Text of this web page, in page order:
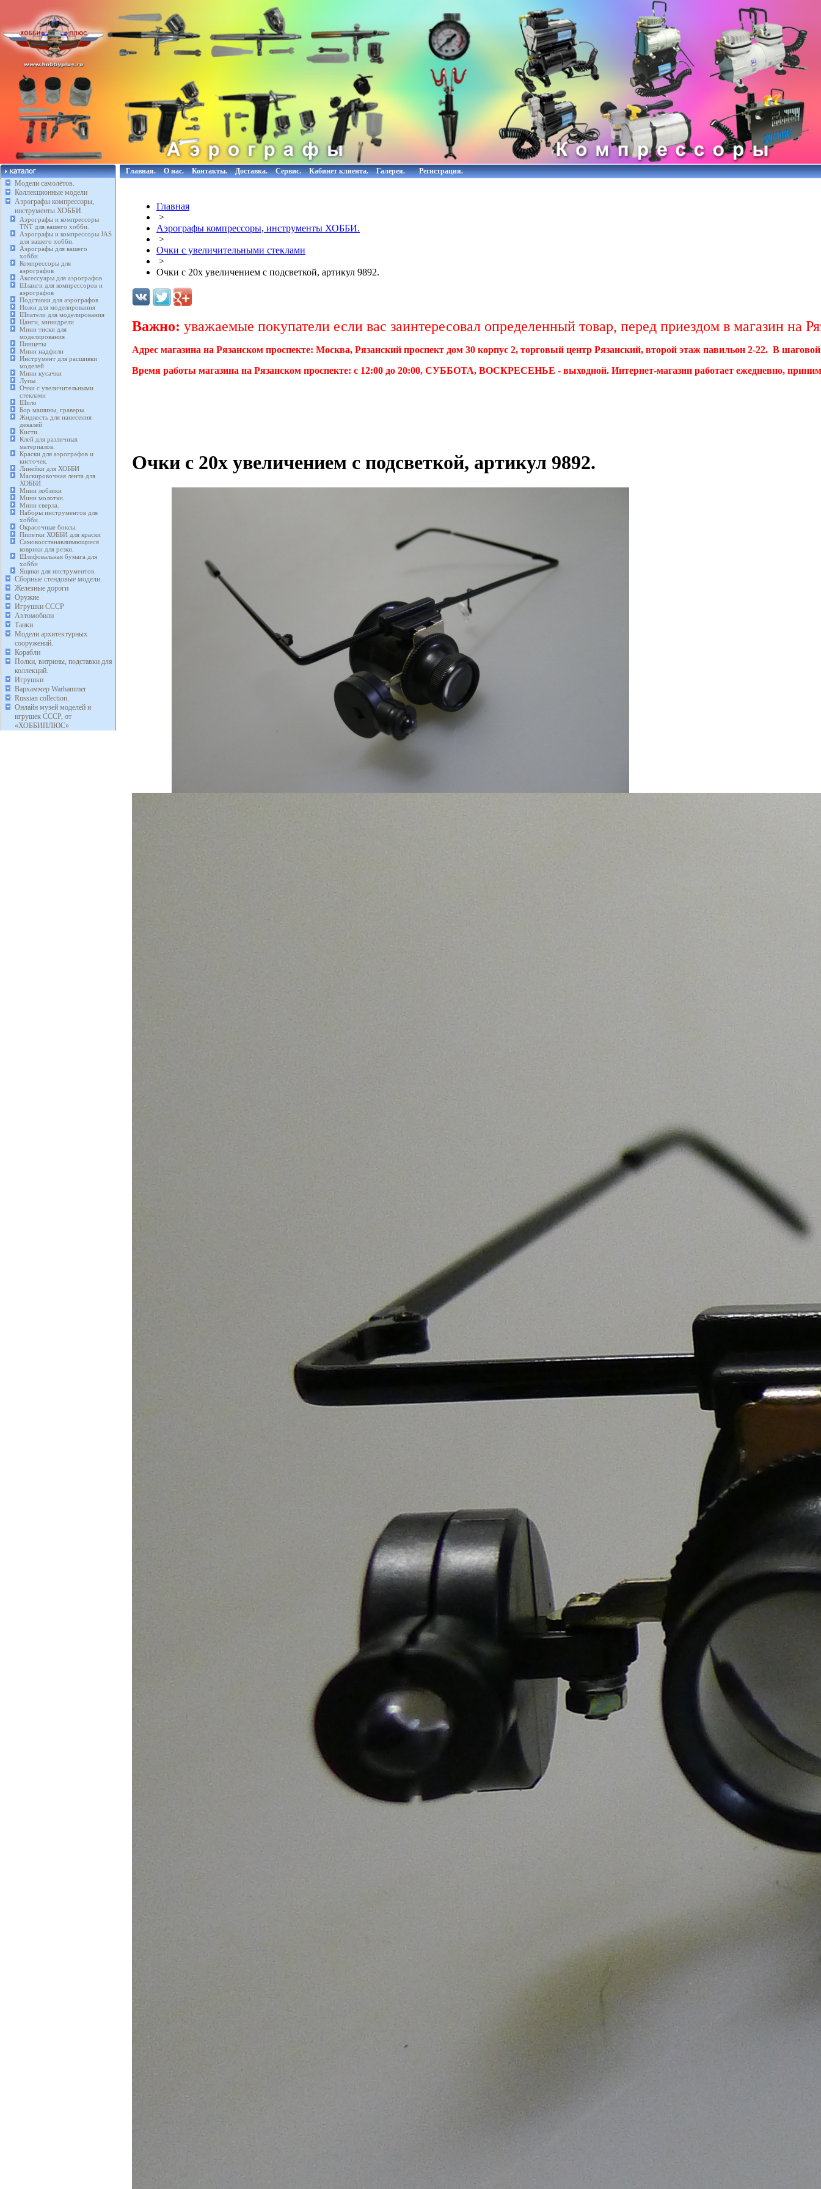
Модели самолётов.
Коллекционные модели
Аэрографы компрессоры,
инструменты ХОББИ.
Аэрографы и компрессоры
TNT для вашего хобби.
Аэрографы и компрессоры JAS
для вашего хобби.
Аэрографы для вашего
хобби
Компрессоры для
аэрографов
Аксессуары для аэрографов
Шланги для компрессоров и
аэрографов
Подставки для аэрографов
Ножи для моделирования
Шпатели для моделирования
Цанги, минидрели
Мини тиски для
моделирования
Пинцеты
Мини надфили
Инструмент для расшивки
моделей
Мини кусачки
Лупы
Очки с увеличительными
стеклами
Шило
Бор машины, граверы.
Жидкость для нанесения
декалей
Кисти.
Клей для различных
материалов.
Краски для аэрографов и
кисточек.
Линейки для ХОББИ
Маскировочная лента для
ХОББИ
Мини лобзики
Мини молотки.
Мини сверла.
Наборы инструментов для
хобби.
Окрасочные боксы.
Пипетки ХОББИ для краски
Самовосстанавливающиеся
коврики для резки.
Шлифовальная бумага для
хобби
Ящики для инструментов.
Сборные стендовые модели.
Железные дороги
Оружие
Игрушки СССР
Автомобили
Танки
Модели архитектурных
сооружений.
Корабли
Полки, витрины, подставки для
коллекций.
Игрушки
Вархаммер Warhammer
Russian collection.
Онлайн музей моделей и
игрушек СССР, от
«ХОББИПЛЮС»
Главная. О нас. Контакты. Доставка. Сервис. Кабинет клиента. Галерея. Регистрация.
Главная
>
Аэрографы компрессоры, инструменты ХОББИ.
>
Очки с увеличительными стеклами
>
Очки с 20х увеличением с подсветкой, артикул 9892.
Важно: уважаемые покупатели если вас заинтересовал определенный товар, перед приездом в магазин
Адрес магазина на Рязанском проспекте: Москва, Рязанский проспект дом 30 корпус 2, торговый центр Рязанский, второй этаж павильон 2-22. В
Время работы магазина на Рязанском проспекте: с 12:00 до 20:00, СУББОТА, ВОСКРЕСЕНЬЕ - выходной. Интернет-магазин работает ежедневно,
Очки с 20х увеличением с подсветкой, артикул 9892.